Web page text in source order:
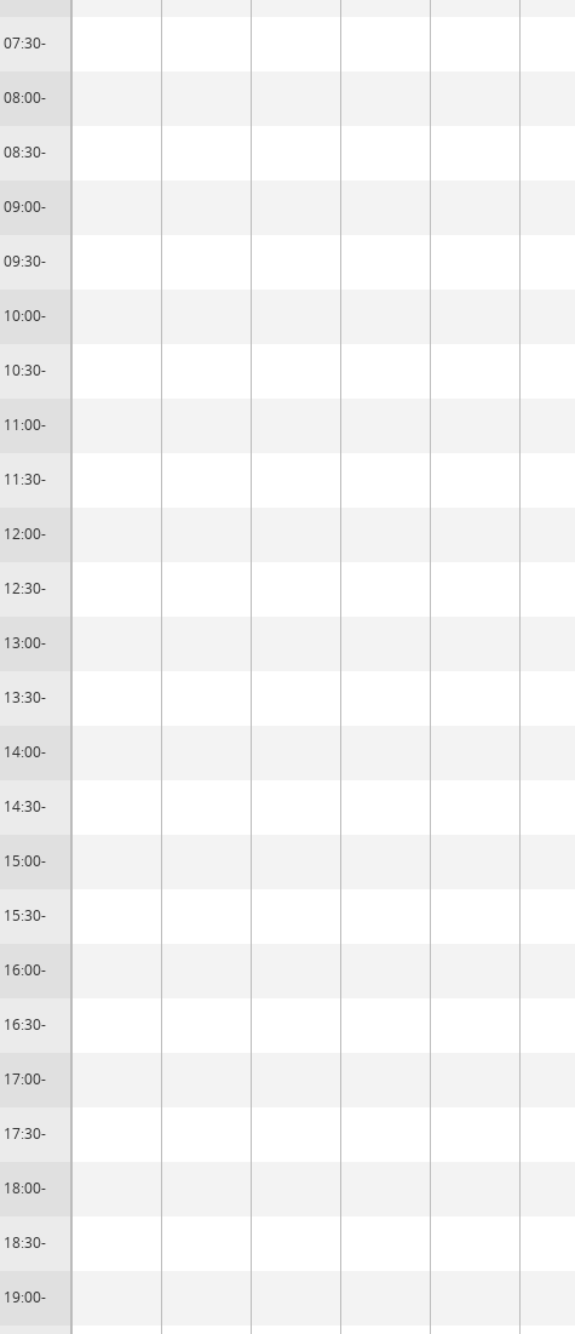
07:30-
08:00-
08:30-
09:00-
09:30-
10:00-
10:30-
11:00-
11:30-
12:00-
12:30-
13:00-
13:30-
14:00-
14:30-
15:00-
15:30-
16:00-
16:30-
17:00-
17:30-
18:00-
18:30-
19:00-